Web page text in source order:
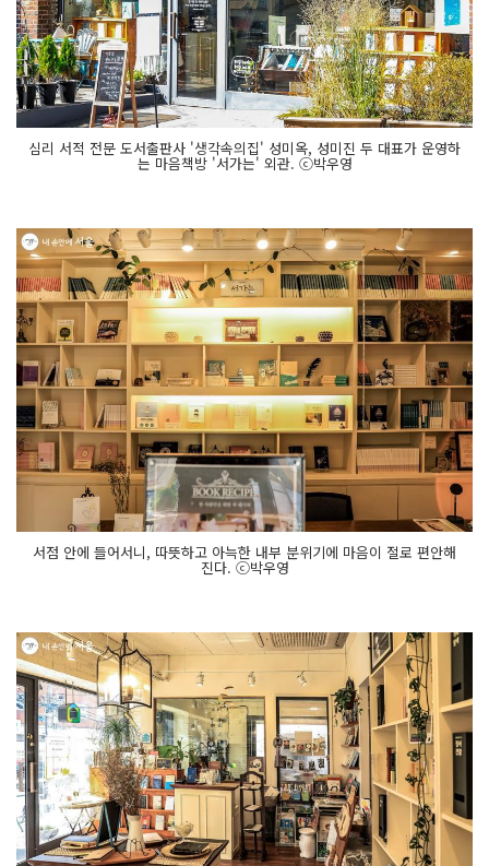
심리 서적 전문 도서출판사 '생각속의집' 성미옥, 성미진 두 대표가 운영하
는 마음책방 '서가는' 외관. ⓒ박우영
서점 안에 들어서니, 따뜻하고 아늑한 내부 분위기에 마음이 절로 편안해
진다. ⓒ박우영